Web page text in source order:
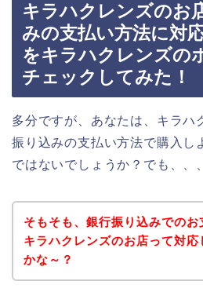
キラハクレンズのお
みの支払い方法に対
をキラハクレンズの
チェックしてみた！
多分ですが、あなたは、キラハ
振り込みの支払い方法で購入し
ではないでしょうか？でも、、
そもそも、銀行振り込みでのお
キラハクレンズのお店って対応
かな～？